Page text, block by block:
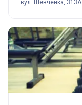
вул. Шевченка, 313A